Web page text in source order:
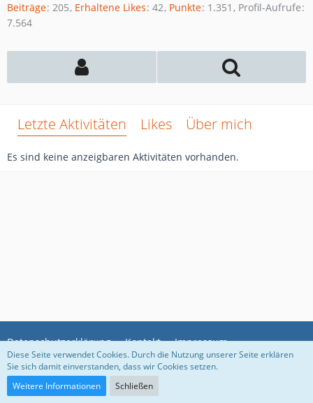
Beiträge 205 Erhaltene Likes 42 Punkte 1.351
Profil-Aufrufe
7.564
Letzte Aktivitäten Likes Über mich
Es sind keine anzeigbaren Aktivitäten vorhanden.
Datenschutzerklärung Kontakt Impressum
Community-Software:
Diese Seite verwendet Cookies. Durch die Nutzung unserer Seite erklären
Sie sich damit einverstanden, dass wir Cookies setzen.
Weitere Informationen
Schließen